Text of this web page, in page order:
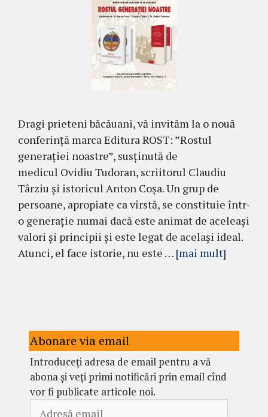
Dragi prieteni băcăuani, vă invităm la o nouă
conferință marca Editura ROST: ”Rostul
generației noastre”, susținută de
medicul Ovidiu Tudoran, scriitorul Claudiu
Târziu și istoricul Anton Coșa. Un grup de
persoane, apropiate ca vîrstă, se constituie într-
o generație numai dacă este animat de aceleași
valori și principii și este legat de același ideal.
Atunci, el face istorie, nu este … [mai mult]
Abonare via email
Introduceți adresa de email pentru a vă
abona și veți primi notificări prin email cînd
vor fi publicate articole noi.